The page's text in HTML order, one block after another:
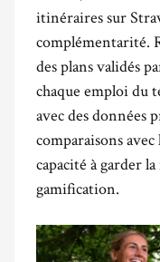
itinéraires sur
complémentarité.
des plans validés
chaque emploi du
avec des données
comparaisons
capacité à garder
gamification.